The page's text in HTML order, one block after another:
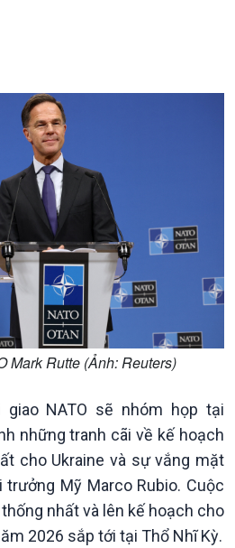
Thế giới
Tin thế giới
Vấn đề quốc tế
Hồ sơ sự kiện quốc tế
Thế giới & Việt Nam
Biên cương - Một dải vững
bền
Mark Rutte (Ảnh: Reuters)
giao NATO sẽ nhóm họp tại
những tranh cãi về kế hoạch
cho Ukraine và sự vắng mặt
Mỹ Marco Rubio. Cuộc
nhất và lên kế hoạch cho
2026 sắp tới tại Thổ Nhĩ Kỳ.